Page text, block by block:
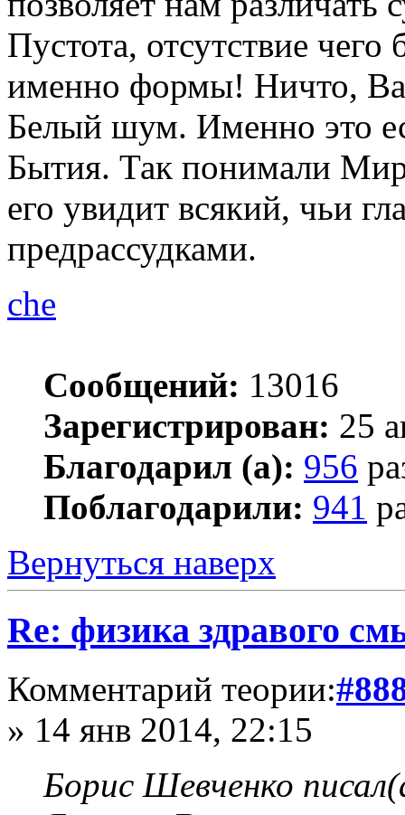
Пустота, отсутствие
именно формы! Ничто,
Белый шум. Именно это
Бытия. Так понимали
его увидит всякий, чьи
предрассудками.
che
Сообщений: 13016
Зарегистрирован: 25
Благодарил (а): 956
Поблагодарили: 941
Вернуться наверх
Re: физика здравого
Комментарий теории:
» 14 янв 2014, 22:15
Борис Шевченко